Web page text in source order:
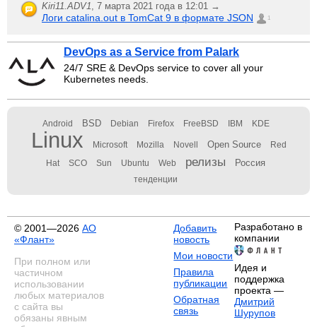
Kiri11.ADV1, 7 марта 2021 года в 12:01 →
Логи catalina.out в TomCat 9 в формате JSON 1
DevOps as a Service from Palark
24/7 SRE & DevOps service to cover all your
Kubernetes needs.
Android BSD Debian Firefox FreeBSD IBM KDE
Linux Microsoft Mozilla Novell Open Source Red
Hat SCO Sun Ubuntu Web релизы Россия
тенденции
© 2001—2026 АО
«Флант»
При полном или
частичном
использовании
любых материалов
с сайта вы
обязаны явным
Добавить
новость
Мои новости
Правила
публикации
Обратная
связь
Разработано в
компании
Идея и
поддержка
проекта —
Дмитрий
Шурупов